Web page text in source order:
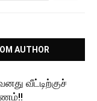
AUTHOR
வீட்டிற்குச்